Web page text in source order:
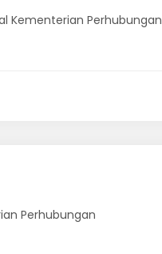
Kementerian Perhubungan
Perhubungan